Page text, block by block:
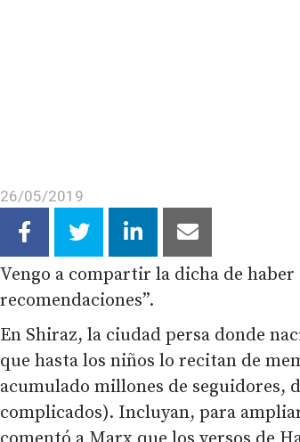
26/05/2019
Vengo a compartir la dicha de
recomendaciones”.
En Shiraz, la ciudad persa donde
que hasta los niños lo recitan de
acumulado millones de seguidores,
complicados). Incluyan, para